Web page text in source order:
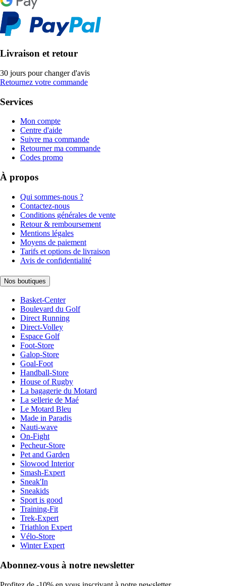
Livraison et retour
30 jours pour changer d'avis
Retournez votre commande
Services
Mon compte
Centre d'aide
Suivre ma commande
Retourner ma commande
Codes promo
À propos
Qui sommes-nous ?
Contactez-nous
Conditions générales de vente
Retour & remboursement
Mentions légales
Moyens de paiement
Tarifs et options de livraison
Avis de confidentialité
Nos boutiques
Basket-Center
Boulevard du Golf
Direct Running
Direct-Volley
Espace Golf
Foot-Store
Galop-Store
Goal-Foot
Handball-Store
House of Rugby
La bagagerie du Motard
La sellerie de Maé
Le Motard Bleu
Made in Paradis
Nauti-wave
On-Fight
Pecheur-Store
Pet and Garden
Slowood Interior
Smash-Expert
Sneak'In
Sneakids
Sport is good
Training-Fit
Trek-Expert
Triathlon Expert
Vélo-Store
Winter Expert
Abonnez-vous à notre newsletter